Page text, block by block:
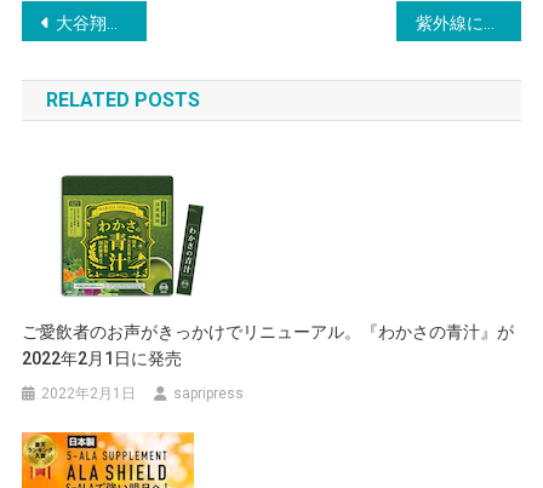
投
稿
ナ
ョ
ン
大谷翔平選手出演の新TVCM「大谷翔平の免疫ケア・通年」篇、3月3日（火）より全国放映開始！家族を守るために、大谷選手が選んだ体調管理。「プラズマ乳酸菌」
RELATED POSTS
ご愛飲者のお声がきっかけでリニューアル。『わかさの青汁』が
2022年2月1日に発売
2022年2月1日 sapripress